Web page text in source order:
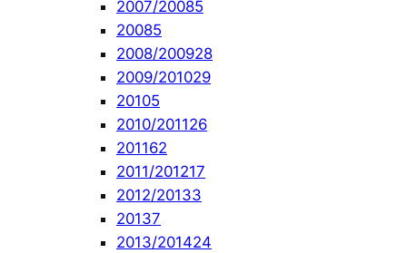
2007/20085
20085
2008/200928
2009/201029
20105
2010/201126
201162
2011/201217
2012/20133
20137
2013/201424